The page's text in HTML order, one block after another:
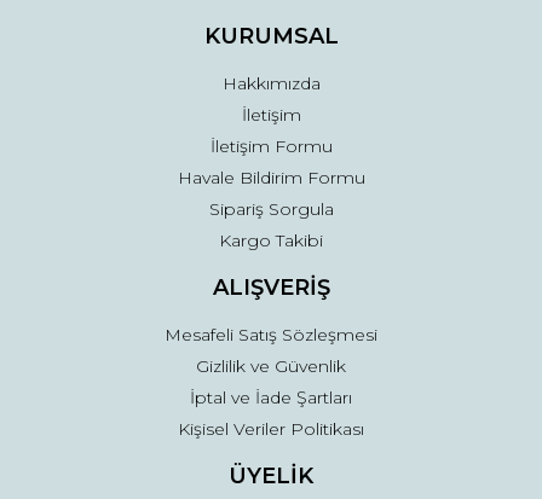
Ürün fiyatı diğer sitelerden daha pahalı.
Gönder
KURUMSAL
Hakkımızda
İletişim
İletişim Formu
Havale Bildirim Formu
Sipariş Sorgula
Kargo Takibi
ALIŞVERİŞ
Mesafeli Satış Sözleşmesi
Gizlilik ve Güvenlik
İptal ve İade Şartları
Kişisel Veriler Politikası
ÜYELİK